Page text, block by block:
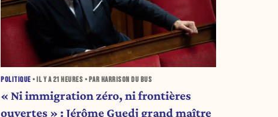
POLITIQUE • IL Y A21 HEURES • PAR HARRISON DU BUS
« Ni immigration zéro, ni frontières
ouvertes » : Jérôme Guedj grand maître